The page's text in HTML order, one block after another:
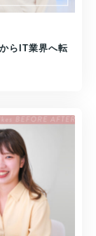
らIT業界へ転